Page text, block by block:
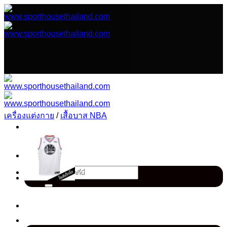
ข้าม
ไป
ยัง
ค้นหา:
เครื่องแต่งกาย / เสื้อบาส NBA